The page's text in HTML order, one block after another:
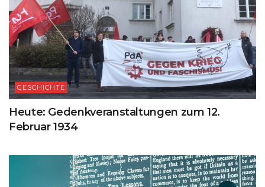
GESCHICHTE
Heute: Gedenkveranstaltungen zum 12.
Februar 1934